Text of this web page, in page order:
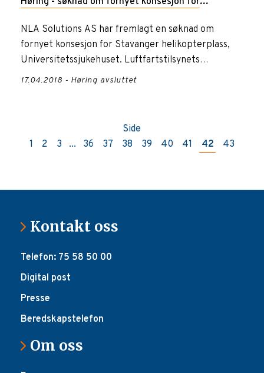
Stavanger helikopterplass, Universitetssjukehuset
NLA Solutions AS har fremlagt en søknad om
fornyet konsesjon for Stavanger helikopterplass,
Universitetssjukehuset. Luftfartstilsynets
høringsbrev er vedlagt, sam...
17.04.2018 - Høring avsluttet
Side
1
2 3 ... 36 37 38 39 40 41 42 43
Kontakt oss
Telefon: 75 58 50 00
Digital post
Presse
Beredskapstelefon
Om oss